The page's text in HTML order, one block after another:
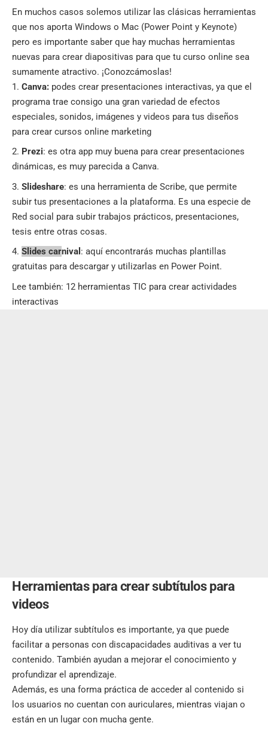
En muchos casos solemos utilizar las clásicas herramientas
que nos aporta Windows o Mac (Power Point y Keynote)
pero es importante saber que hay muchas herramientas
nuevas para crear diapositivas para que tu curso online sea
sumamente atractivo. ¡Conozcámoslas!
Canva: podes crear presentaciones interactivas, ya que el
programa trae consigo una gran variedad de efectos
especiales, sonidos, imágenes y videos para tus diseños
para crear cursos online marketing
Prezi: es otra app muy buena para crear presentaciones
dinámicas, es muy parecida a Canva.
Slideshare: es una herramienta de Scribe, que permite
subir tus presentaciones a la plataforma. Es una especie de
Red social para subir trabajos prácticos, presentaciones,
tesis entre otras cosas.
Slides carnival : aquí encontrarás muchas plantillas
gratuitas para descargar y utilizarlas en Power Point.
Lee también: 12 herramientas TIC para crear actividades
interactivas
Herramientas para crear subtítulos para
videos
Hoy día utilizar subtítulos es importante, ya que puede
facilitar a personas con discapacidades auditivas a ver tu
contenido. También ayudan a mejorar el conocimiento y
profundizar el aprendizaje.
Además, es una forma práctica de acceder al contenido si
los usuarios no cuentan con auriculares, mientras viajan o
están en un lugar con mucha gente.